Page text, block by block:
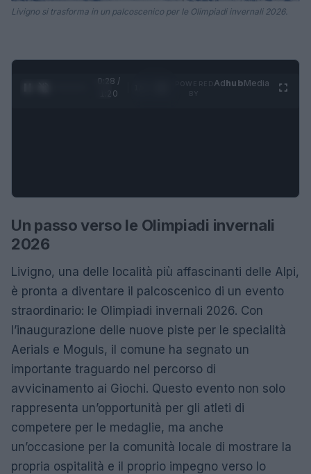
Livigno si trasforma in un palcoscenico per le Olimpiadi invernali 2026.
0:28 /
1:20
AdhubMedia
Un passo verso le Olimpiadi invernali
2026
Livigno, una delle località più affascinanti delle Alpi,
è pronta a diventare il palcoscenico di un evento
straordinario: le Olimpiadi invernali 2026. Con
l’inaugurazione delle nuove piste per le specialità
Aerials e Moguls, il comune ha segnato un
importante traguardo nel percorso di
avvicinamento ai Giochi. Questo evento non solo
rappresenta un’opportunità per gli atleti di
competere per le medaglie, ma anche
un’occasione per la comunità locale di mostrare la
propria ospitalità e il proprio impegno verso lo